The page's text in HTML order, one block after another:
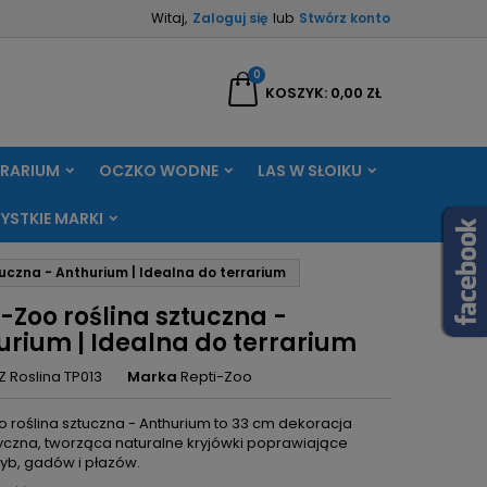
Witaj, Zaloguj się lub Stwórz konto
KOSZYK
0
0,00 ZŁ
OCZKO WODNE LAS W SŁOIKU
MARKI
- Anthurium | Idealna do terrarium
Zoo roślina sztuczna -
| Idealna do terrarium
Roslina TP013 Marka Repti-Zoo
roślina sztuczna - Anthurium to 33 cm dekoracja
tworząca naturalne kryjówki poprawiające
gadów i płazów.